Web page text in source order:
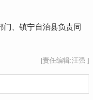
、镇宁自治县负责同
[责任编辑:汪强 ]